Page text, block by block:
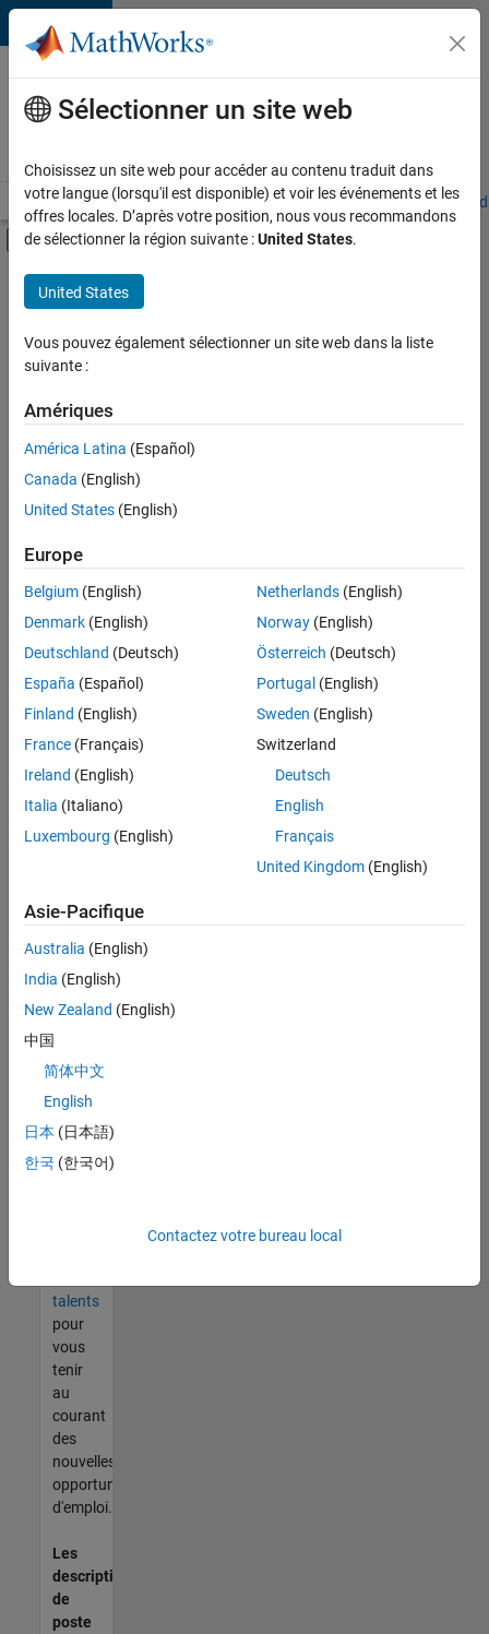
Passer au contenu
Votre
carrière
chez
Accueil Explorer nos opportunités Adresses de nos bureaux
Activer/désactiver l'affichage du menu
Contenu principal
FILTRER PAR
Programme destiné aux nouvelles carrières (EDG)
Gestion des programmes
Applications et services web
Actuellement,
aucune
offre
d'emploi
correspondant
à vos
critères
de
recherche.
Vous
pouvez
élargir
votre
recherche
ou
afficher
l’ensemble
d'emploi.
malgré
tout
vous
trouvez
pas
d'offre
corresponde
à vos
talents
pour
vous
tenir
au
courant
des
nouvelles
opportunités
d'emploi.
Les
descriptions
de
poste
Sélectionner un site web
Choisissez un site web pour accéder au contenu traduit dans
votre langue (lorsqu'il est disponible) et voir les événements et les
offres locales. D’après votre position, nous vous recommandons
de sélectionner la région suivante :United States.
United States
Vous pouvez également sélectionner un site web dans la liste
suivante :
Amériques
América Latina (Español)
Canada (English)
United States (English)
Europe
Belgium (English)
Denmark (English)
Deutschland (Deutsch)
España (Español)
Finland (English)
France (Français)
Ireland (English)
Italia (Italiano)
Luxembourg (English)
Netherlands(English)
Norway(English)
Österreich (Deutsch)
Portugal (English)
Sweden (English)
Switzerland
Deutsch
English
Français
United Kingdom(English)
Asie-Pacifique
Australia (English)
India (English)
New Zealand (English)
中国
简体中文
English
日本 (日本語)
한국 (한국어)
Contactez votre bureau local